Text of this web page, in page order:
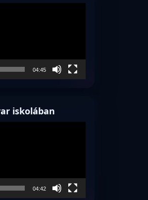
04:45
iskolában
04:42